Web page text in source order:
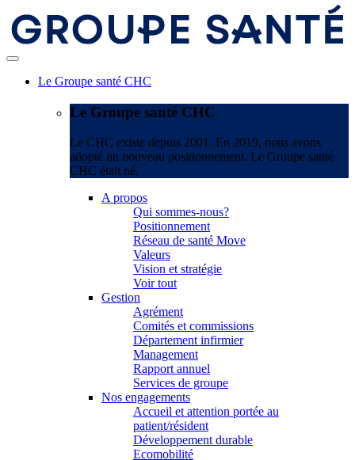
Le Groupe santé CHC
Le Groupe santé CHC
Le CHC existe depuis 2001. En 2019, nous avons
adopté un nouveau positionnement. Le Groupe santé
CHC était né.
A propos
Qui sommes-nous?
Positionnement
Réseau de santé Move
Valeurs
Vision et stratégie
Voir tout
Gestion
Agrément
Comités et commissions
Département infirmier
Management
Rapport annuel
Services de groupe
Nos engagements
Accueil et attention portée au
patient/résident
Développement durable
Ecomobilité